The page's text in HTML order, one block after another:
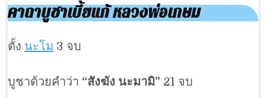
คาถาบูชาเบี้ยแก้ หลวงพ่อเกษม
ตั้ง นะโม 3 จบ
บูชาด้วยคำว่า “สังฆัง นะมามิ” 21 จบ